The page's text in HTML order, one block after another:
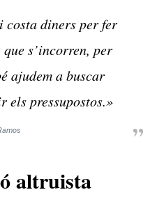
costa diners per fer
s’incorren, per
ajudem a buscar
els pressupostos.»
altruista